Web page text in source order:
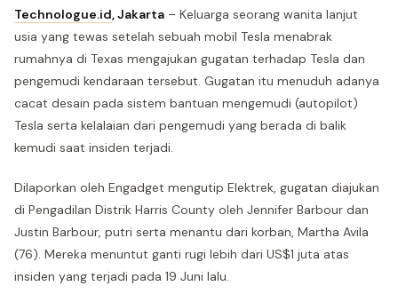
Technologue.id,Jakarta – Keluarga seorang wanita lanjut
usia yang tewas setelah sebuah mobil Tesla menabrak
rumahnya di Texas mengajukan gugatan terhadap Tesla dan
pengemudi kendaraan tersebut. Gugatan itu menuduh adanya
cacat desain pada sistem bantuan mengemudi (autopilot)
Tesla serta kelalaian dari pengemudi yang berada di balik
kemudi saat insiden terjadi.
Dilaporkan oleh Engadget mengutip Elektrek, gugatan diajukan
di Pengadilan Distrik Harris County oleh Jennifer Barbour dan
Justin Barbour, putri serta menantu dari korban, Martha Avila
(76). Mereka menuntut ganti rugi lebih dari US$1 juta atas
insiden yang terjadi pada 19 Juni lalu.